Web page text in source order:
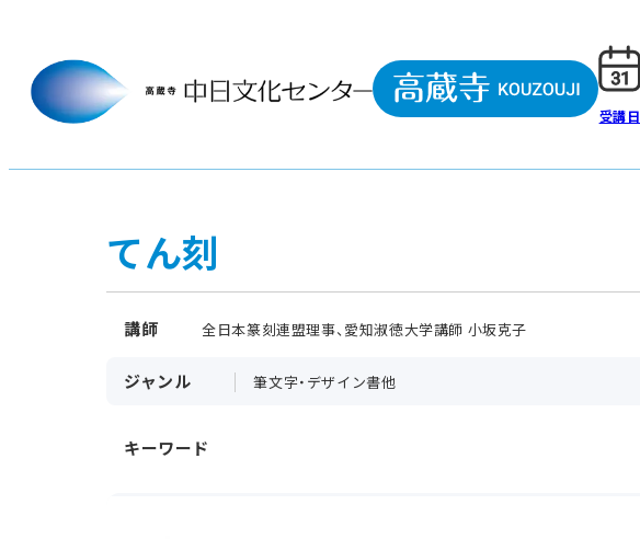
受講日
てん刻
講師 全日本篆刻連盟理事、愛知淑徳大学講師 小坂克子
ジャンル 筆文字・デザイン書他
キーワード